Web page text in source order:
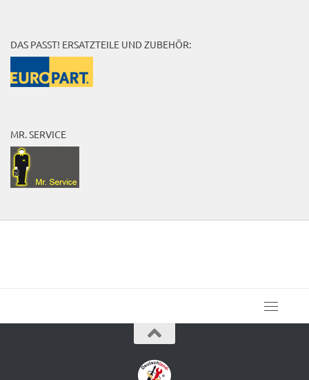
DAS PASST! ERSATZTEILE UND ZUBEHÖR:
MR. SERVICE